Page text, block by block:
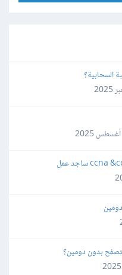
السحابية؟
بدون دومين؟